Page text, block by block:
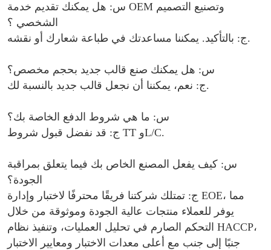
س: هل يمكنك تقديم خدمة OEM وتصنيع التصميم
الشخصي ؟
ج: بالتأكيد. يمكننا مساعدتك في طباعة شعارك أو نقشه.
س: هل يمكنك صنع قالب جديد بحجم مخصص؟
ج: نعم، يمكننا أن نجعل قالب جديد بالنسبة لك.
س: ما هي شروط الدفع الخاصة بك؟
ج: قد نفضل قبول شروط TT وL/C.
س: كيف يفعل المصنع الخاص بك فيما يتعلق بمراقبة
الجودة؟
ج: تمتلك شركتنا فريقًا محترفًا لاختبار وإدارة EOE، مما
يوفر للعملاء منتجات عالية الجودة وموثوقة من خلال
التحكم الصارم في تحليل العمليات، وتنفيذ نظام HACCP،
جنبًا إلى جنب مع أعلى معدات الاختبار ومعايير الاختبار